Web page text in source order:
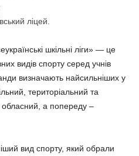
ліцей.
шкільні ліги» — це
видів спорту серед учнів
визначають найсильніших у
територіальний та
а попереду –
вид спорту, який обрали